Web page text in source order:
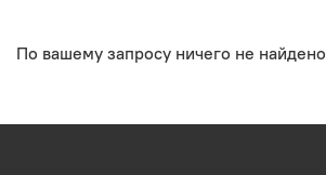
По вашему запросу ничего не найдено